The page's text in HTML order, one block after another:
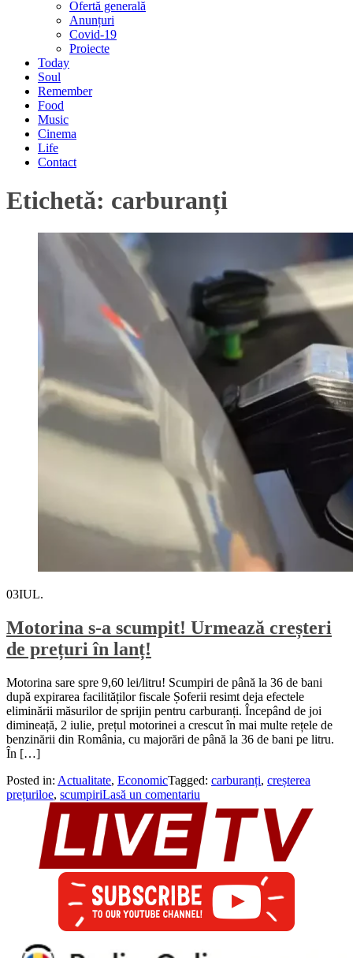
Ofertă generală
Anunțuri
Covid-19
Proiecte
Today
Soul
Remember
Food
Music
Cinema
Life
Contact
Etichetă: carburanți
03IUL.
Motorina s-a scumpit! Urmează creșteri
de prețuri în lanț!
Motorina sare spre 9,60 lei/litru! Scumpiri de până la 36 de bani
după expirarea facilităților fiscale Șoferii resimt deja efectele
eliminării măsurilor de sprijin pentru carburanți. Începând de joi
dimineață, 2 iulie, prețul motorinei a crescut în mai multe rețele de
benzinării din România, cu majorări de până la 36 de bani pe litru.
În […]
Posted in: Actualitate, EconomicTagged: carburanți, creșterea
prețuriloe, scumpiriLasă un comentariu